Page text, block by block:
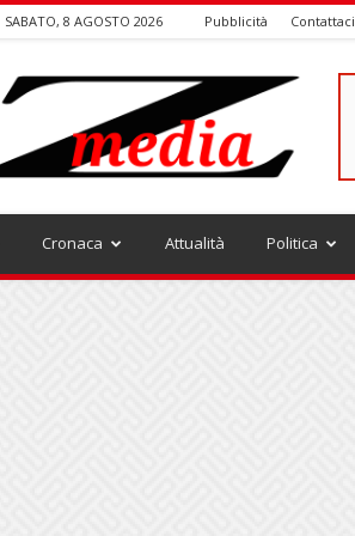
SABATO, 8 AGOSTO 2026 Pubblicità Contattaci
ZMEDIA
Cronaca Attualità Politica